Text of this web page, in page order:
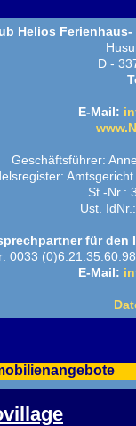
Helios
D -
E-Mail:
Geschäftsführer:
St.-Nr.:
Ust.
für den
0033
E-Mail: